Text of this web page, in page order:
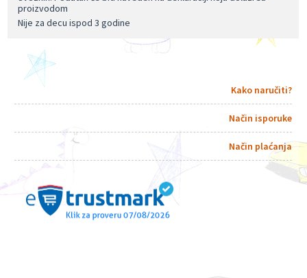
proizvodom
Nije za decu ispod 3 godine
Kako naručiti?
Način isporuke
Način plaćanja